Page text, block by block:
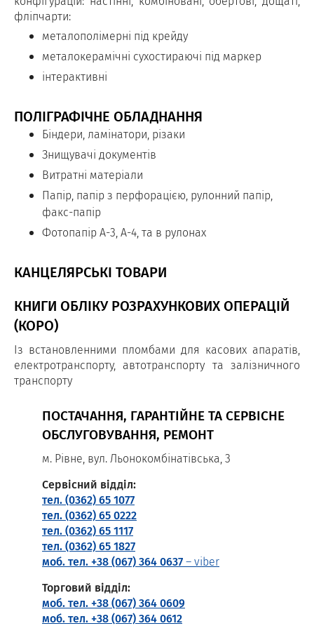
фліпчарти:
металополімерні під крейду
металокерамічні сухостираючі під маркер
інтерактивні
ПОЛІГРАФІЧНЕ ОБЛАДНАННЯ
Біндери, ламінатори, різаки
Знищувачі документів
Витратні матеріали
Папір, папір з перфорацією, рулонний папір,
факс-папір
Фотопапір А-3, А-4, та в рулонах
КАНЦЕЛЯРСЬКІ ТОВАРИ
КНИГИ ОБЛІКУ РОЗРАХУНКОВИХ ОПЕРАЦІЙ
(КОРО)
Із встановленними пломбами для касових апаратів,
електротранспорту, автотранспорту та залізничного
транспорту
ПОСТАЧАННЯ, ГАРАНТІЙНЕ ТА СЕРВІСНЕ
ОБСЛУГОВУВАННЯ, РЕМОНТ
м. Рівне, вул. Льонокомбінатівська, 3
Сервісний відділ:
тел. (0362) 65 1077
тел. (0362) 65 0222
тел. (0362) 65 1117
тел. (0362) 65 1827
моб. тел. +38 (067) 364 0637– viber
Торговий відділ:
моб. тел. +38 (067) 364 0609
моб. тел. +38 (067) 364 0612